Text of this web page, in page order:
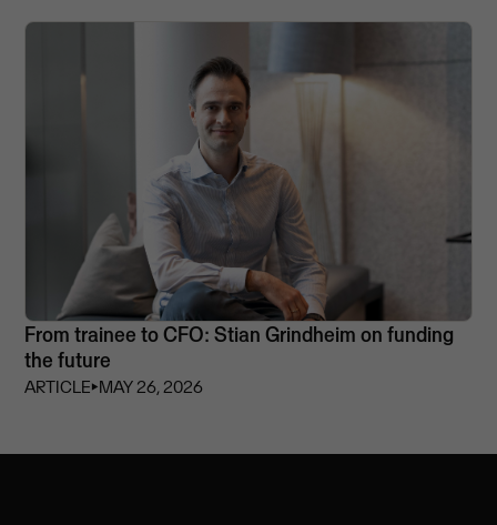
From trainee to CFO: Stian Grindheim on funding
the future
ARTICLE⏵MAY 26, 2026